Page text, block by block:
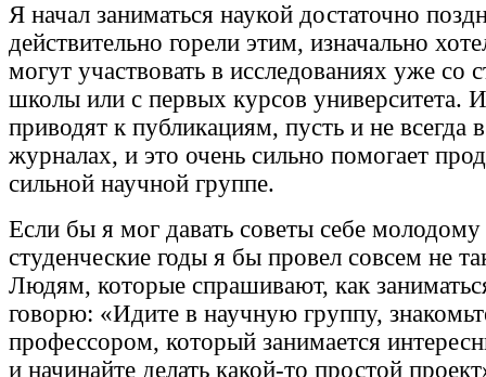
Я начал заниматься наукой достаточно
действительно горели этим, изначально
могут участвовать в исследованиях уже со
школы или с первых курсов университета.
приводят к публикациям, пусть и не всегда
журналах, и это очень сильно помогает
сильной научной группе.
Если бы я мог давать советы себе
студенческие годы я бы провел совсем не
Людям, которые спрашивают, как
говорю: «Идите в научную группу,
профессором, который занимается
и начинайте делать какой-то простой